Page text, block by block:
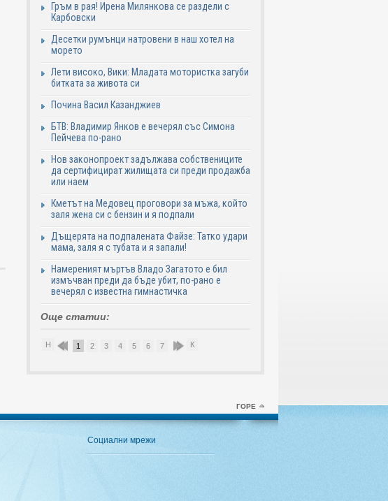
Гръм в рая! Ирена Милянкова се раздели с
Карбовски
Десетки румънци натровени в наш хотел на
морето
Лети високо, Вики: Младата мотористка загуби
битката за живота си
Почина Васил Казанджиев
БТВ: Владимир Янков е вечерял със Симона
Пейчева по-рано
Нов законопроект задължава собствениците
да сертифицират жилищата си преди продажба
или наем
Кметът на Медовец проговори за мъжа, който
заля жена си с бензин и я подпали
Дъщерята на подпалената Файзе: Татко удари
мама, заля я с тубата и я запали!
Намереният мъртъв Владо Загатото е бил
измъчван преди да бъде убит, по-рано е
вечерял с известна гимнастичка
Още статии:
Н 1 2 3 4 5 6 7 8 9К
ГОРЕ
Социални мрежи